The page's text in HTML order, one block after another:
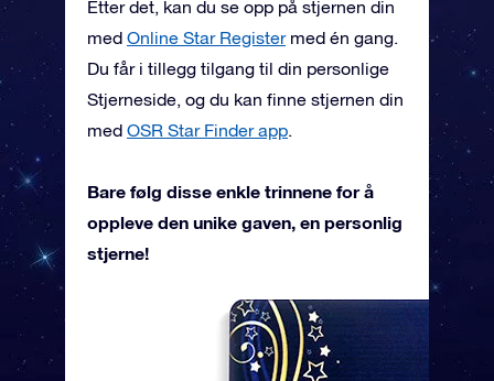
Etter det, kan du se opp på stjernen din
med Online Star Registermed én gang.
Du får i tillegg tilgang til din personlige
Stjerneside, og du kan finne stjernen din
med OSR Star Finder app.
Bare følg disse enkle trinnene for å
oppleve den unike gaven, en personlig
stjerne!